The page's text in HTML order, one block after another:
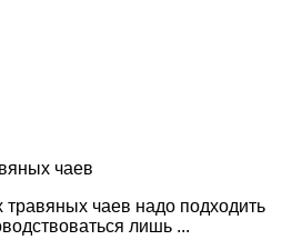
чаев
чаев надо подходить
лишь ...